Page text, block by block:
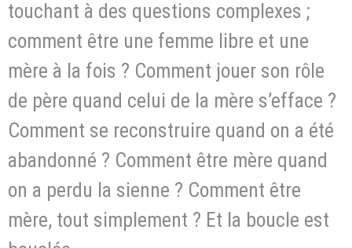
touchant à des questions complexes ;
comment être une femme libre et une
mère à la fois ? Comment jouer son rôle
de père quand celui de la mère s’efface ?
Comment se reconstruire quand on a été
abandonné ? Comment être mère quand
on a perdu la sienne ? Comment être
mère, tout simplement ? Et la boucle est